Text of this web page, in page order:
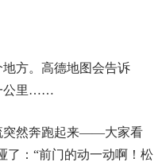
方。高德地图会告诉
公里……
突然奔跑起来——大家看
了：“前门的动一动啊！松